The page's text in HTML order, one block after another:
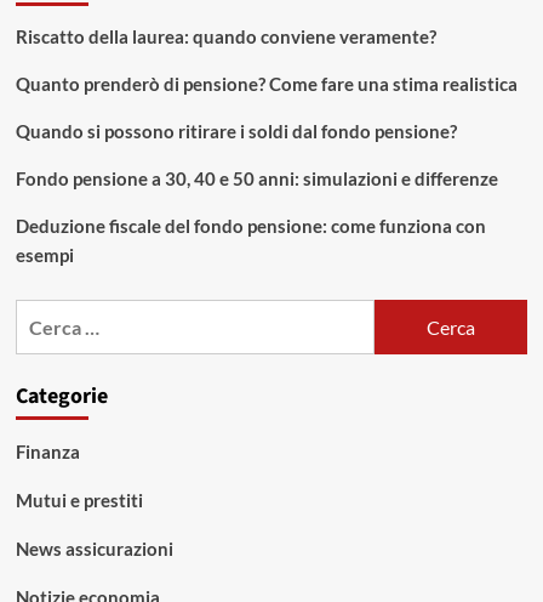
Riscatto della laurea: quando conviene veramente?
Quanto prenderò di pensione? Come fare una stima realistica
Quando si possono ritirare i soldi dal fondo pensione?
Fondo pensione a 30, 40 e 50 anni: simulazioni e differenze
Deduzione fiscale del fondo pensione: come funziona con
esempi
Categorie
Finanza
Mutui e prestiti
News assicurazioni
Notizie economia